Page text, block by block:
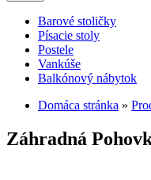
Barové stoličky
Písacie stoly
Postele
Vankúše
Balkónový nábytok
Domáca stránka »
Záhradná